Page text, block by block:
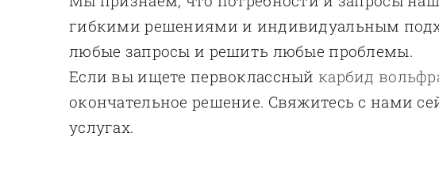
гибкими решениями и индивидуальным
любые запросы и решить любые проблемы.
Если вы ищете первоклассный карбид
окончательное решение. Свяжитесь с нами
услугах.